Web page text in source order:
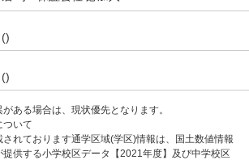
()
()
ある場合は、現状優先となります。
いて
れております通学区域(学区)情報は、国土数値情報
供する小学校区データ【2021年度】及び中学校区